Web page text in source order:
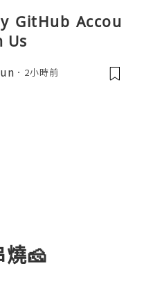
GitHub Accou
Us
2小時前
燒🧀